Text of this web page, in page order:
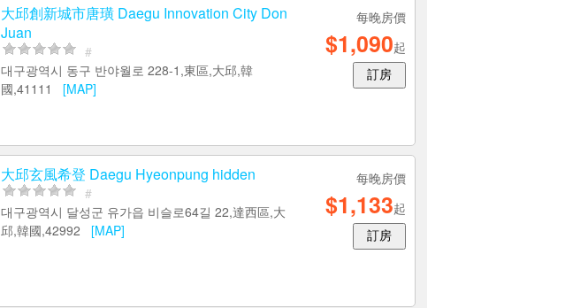
每晚房價
$1,090起
訂房
大邱創新城市唐璜 Daegu Innovation City Don
Juan
#
대구광역시 동구 반야월로 228-1,東區,大邱,韓
國,41111 [MAP]
每晚房價
$1,133起
訂房
大邱玄風希登 Daegu Hyeonpung hidden
#
대구광역시 달성군 유가읍 비슬로64길 22,達西區,大
邱,韓國,42992 [MAP]